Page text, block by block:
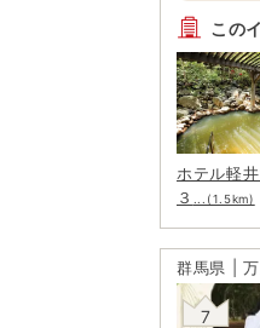
この
ホテル軽
３ ...(1.5km)
群馬県 |
7